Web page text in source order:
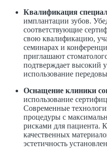
Квалификация
имплантации зубов.
соответствующие
свою квалификацию,
семинарах и
приглашают
подтверждает высокий
использование
Оснащение клиники
использование
Современные
процедуры с
рисками для пациента.
качественных
эстетичность